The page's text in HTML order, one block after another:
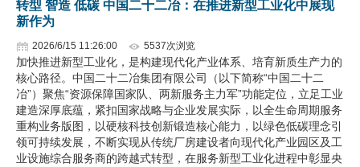
转型 智造 低碳 中国二十二冶：在推进新型工业化中展现
新作为
2026/6/15 11:26:00 5537次浏览
加快推进新型工业化，是构建现代化产业体系、培育新质生产力的
核心路径。中国二十二冶集团有限公司（以下简称“中国二十二
冶”）聚焦“资源保障国家队、两新服务主力军”功能定位，立足工业
建造深厚底蕴，紧扣国家战略与企业发展实际，以全生命周期服务
重构业务版图，以硬核科技创新锻造核心能力，以绿色低碳理念引
领可持续发展，不断实现从传统厂房建设者向现代化产业园区及工
业设施综合服务商的跨越式转型，在服务新型工业化进程中彰显央